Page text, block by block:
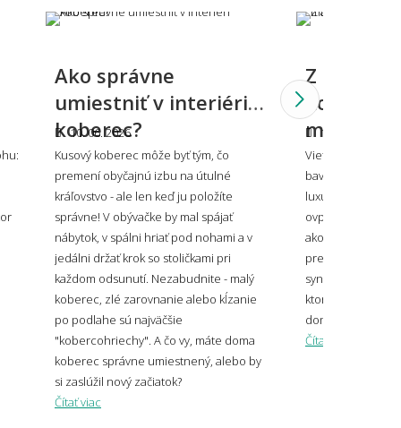
sa vzorovaný koberec do malého
ladiť alebo kontrastovať?
veľký koberec zvoliť pod sedačku?
mi koberec opticky zväčšiť miestnosť?
Ako správne
umiestniť v interiéri
koberec?
10. 06. 2026
Kusový koberec môže byť tým, čo
premení obyčajnú izbu na útulné
kráľovstvo - ale len keď ju položíte
správne! V obývačke by mal spájať
nábytok, v spálni hriať pod nohami a v
jedálni držať krok so stoličkami pri
každom odsunutí. Nezabudnite - malý
koberec, zlé zarovnanie alebo kĺzanie
po podlahe sú najväčšie
"kobercohriechy". A čo vy, máte doma
koberec správne umiestnený, alebo by
si zaslúžil nový začiatok?
Čítať viac
Z čoho
koberce:
10. 06. 2026
Viete, že
bavlna, odolný
luxusný ako
ovplyvní, ako sa
ako dlho vydrží aj
prehľad všetkých
syntetických po
ktorý z nich bude
domov.
Čítať viac